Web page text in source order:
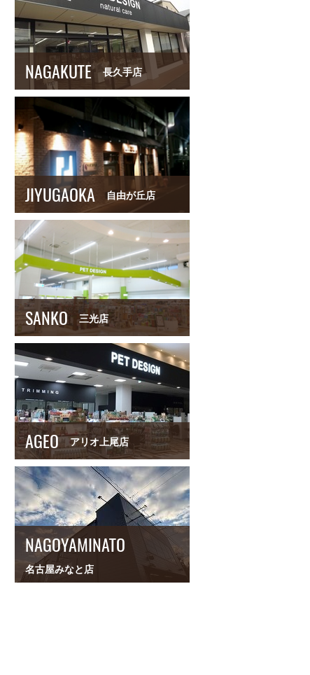
NAGAKUTE 長久手店
JIYUGAOKA 自由が丘店
SANKO 三光店
AGEO アリオ上尾店
NAGOYAMINATO
名古屋みなと店